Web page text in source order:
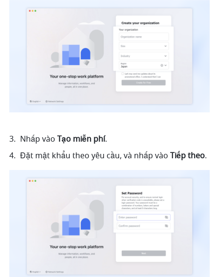
Nhấp vào Tạo miễn phí.
Đặt mật khẩu theo yêu cầu, và nhấp vào Tiếp theo.